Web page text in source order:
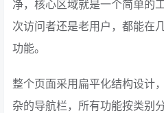
净，核心区域就是一个简单的
次访问者还是老用户，都能在
功能。
整个页面采用扁平化结构设计
杂的导航栏，所有功能按类别